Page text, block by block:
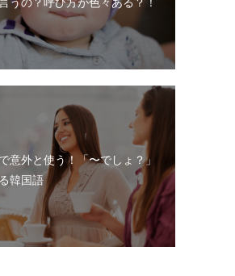
意外と使う！「〜でしょ？」
韓国語